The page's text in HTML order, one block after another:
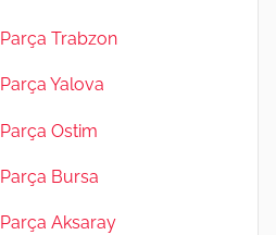
Trabzon
Yalova
Ostim
Bursa
Aksaray